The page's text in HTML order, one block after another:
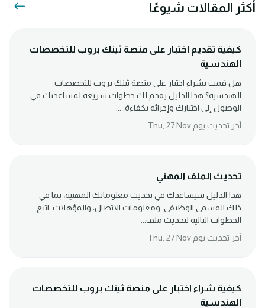
أكثر المقالات شيوعًا
كيفية تقديم اختبار على منصة ثينك بروب للتخصصات
الهندسية
هل قمت بشراء اختبار على منصة ثينك بروب للتخصصات
الهندسية؟ هذا الدليل يقدم لك خطوات سريعة لمساعدتك في
الوصول إلى اختبارك وإجرائه بكفاءة. ...
آخر تحديث يوم Thu, 27 Nov
تحديث الملف المهني
هذا الدليل سيساعدك في تحديث معلوماتك المهنية، بما في
ذلك المسمى الوظيفي، ومعلومات الاتصال، والمؤهلات. اتبع
الخطوات التالية لتحديث ملف...
آخر تحديث يوم Thu, 27 Nov
كيفية شراء اختبار على منصة ثينك بروب للتخصصات
الهندسية